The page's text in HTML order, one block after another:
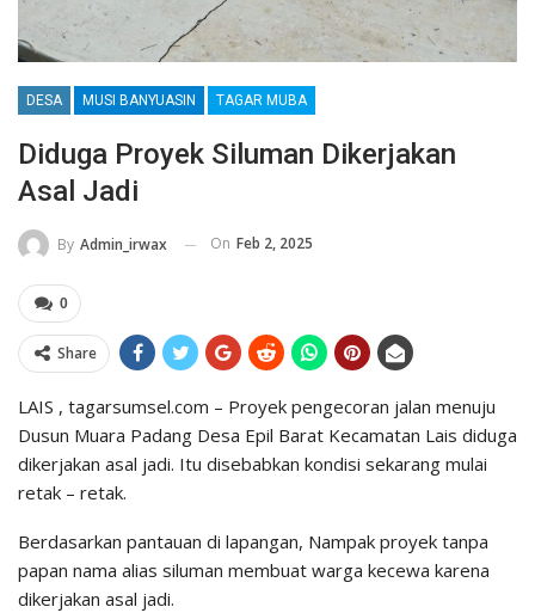
DESA MUSI BANYUASIN TAGAR MUBA
Diduga Proyek Siluman Dikerjakan
Asal Jadi
By Admin_irwax On Feb 2, 2025
0
Share
LAIS , tagarsumsel.com – Proyek pengecoran jalan menuju
Dusun Muara Padang Desa Epil Barat Kecamatan Lais diduga
dikerjakan asal jadi. Itu disebabkan kondisi sekarang mulai
retak – retak.
Berdasarkan pantauan di lapangan, Nampak proyek tanpa
papan nama alias siluman membuat warga kecewa karena
dikerjakan asal jadi.